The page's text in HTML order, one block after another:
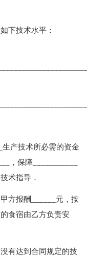
下技术水平：
产技术所必需的资金
，保障___________
术指导．
方报酬______元，按
食宿由乙方负责安
有达到合同规定的技